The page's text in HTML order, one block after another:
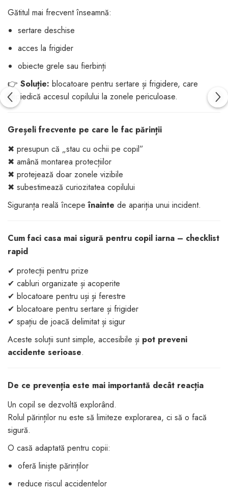
Gătitul mai frecvent înseamnă:
sertare deschise
acces la frigider
obiecte grele sau fierbinți
👉 Soluție: blocatoare pentru sertare și frigidere, care
împiedică accesul copilului la zonele periculoase.
Greșeli frecvente pe care le fac părinții
✖ presupun că „stau cu ochii pe copil”
✖ amână montarea protecțiilor
✖ protejează doar zonele vizibile
✖ subestimează curiozitatea copilului
Siguranța reală începeînainte de apariția unui incident.
Cum faci casa mai sigură pentru copil iarna – checklist
rapid
✔ protecții pentru prize
✔ cabluri organizate și acoperite
✔ blocatoare pentru uși și ferestre
✔ blocatoare pentru sertare și frigider
✔ spațiu de joacă delimitat și sigur
Aceste soluții sunt simple, accesibile și pot preveni
accidente serioase.
De ce prevenția este mai importantă decât reacția
Un copil se dezvoltă explorând.
Rolul părinților nu este să limiteze explorarea, ci să o facă
sigură.
O casă adaptată pentru copii:
oferă liniște părinților
reduce riscul accidentelor